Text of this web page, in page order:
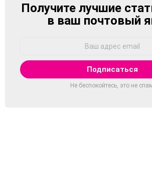
NEWSLETTER
Получите лучшие
в ваш почтовый
Не беспокойтесь, это не